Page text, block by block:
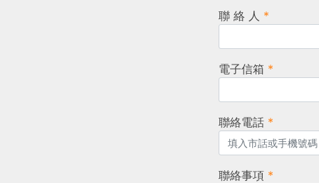
聯 絡 人 *
電子信箱 *
聯絡電話 *
聯絡事項 *